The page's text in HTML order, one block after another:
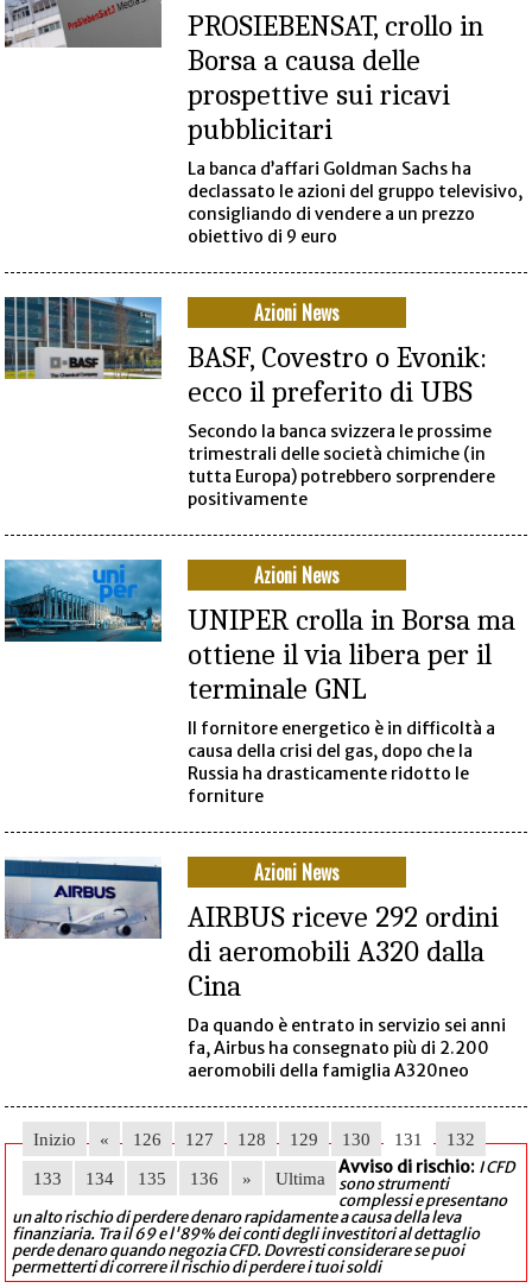
PROSIEBENSAT, crollo in
Borsa a causa delle
prospettive sui ricavi
pubblicitari
La banca d’affari Goldman Sachs ha
declassato le azioni del gruppo televisivo,
consigliando di vendere a un prezzo
obiettivo di 9 euro
Azioni News
BASF, Covestro o Evonik:
ecco il preferito di UBS
Secondo la banca svizzera le prossime
trimestrali delle società chimiche (in
tutta Europa) potrebbero sorprendere
positivamente
Azioni News
UNIPER crolla in Borsa ma
ottiene il via libera per il
terminale GNL
Il fornitore energetico è in difficoltà a
causa della crisi del gas, dopo che la
Russia ha drasticamente ridotto le
forniture
Azioni News
AIRBUS riceve 292 ordini
di aeromobili A320 dalla
Cina
Da quando è entrato in servizio sei anni
fa, Airbus ha consegnato più di 2.200
aeromobili della famiglia A320neo
Inizio « 126 127 128 129 130 131 132
133 134 135 136 » Ultima
Avviso di rischio: I CFD
sono strumenti
complessi e presentano
un alto rischio di perdere denaro rapidamente a causa della leva
finanziaria. Tra il 69 e l'89% dei conti degli investitori al dettaglio
perde denaro quando negozia CFD. Dovresti considerare se puoi
permetterti di correre il rischio di perdere i tuoi soldi